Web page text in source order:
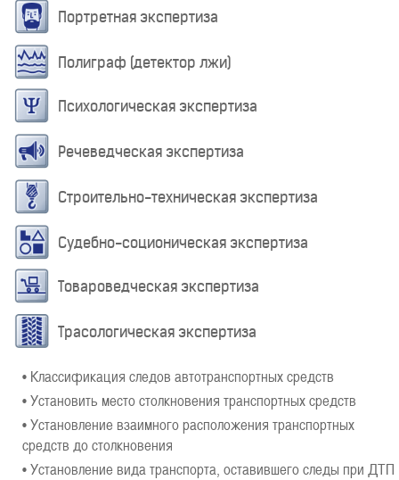
Портретная экспертиза
Полиграф (детектор лжи)
Психологическая экспертиза
Речеведческая экспертиза
Строительно-техническая экспертиза
Судебно-соционическая экспертиза
Товароведческая экспертиза
Трасологическая экспертиза
• Классификация следов автотранспортных средств
• Установить место столкновения транспортных средств
• Установление взаимного расположения транспортных
средств до столкновения
• Установление вида транспорта, оставившего следы при ДТП